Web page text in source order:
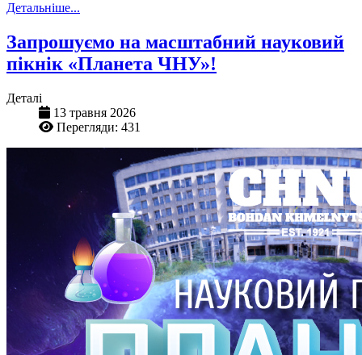
Детальніше...
Запрошуємо на масштабний науковий
пікнік «Планета ЧНУ»!
Деталі
13 травня 2026
Перегляди: 431